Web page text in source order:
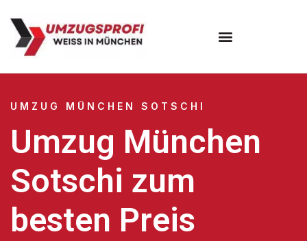
UMZUG MÜNCHEN SOTSCHI
Umzug München
Sotschi zum
besten Preis